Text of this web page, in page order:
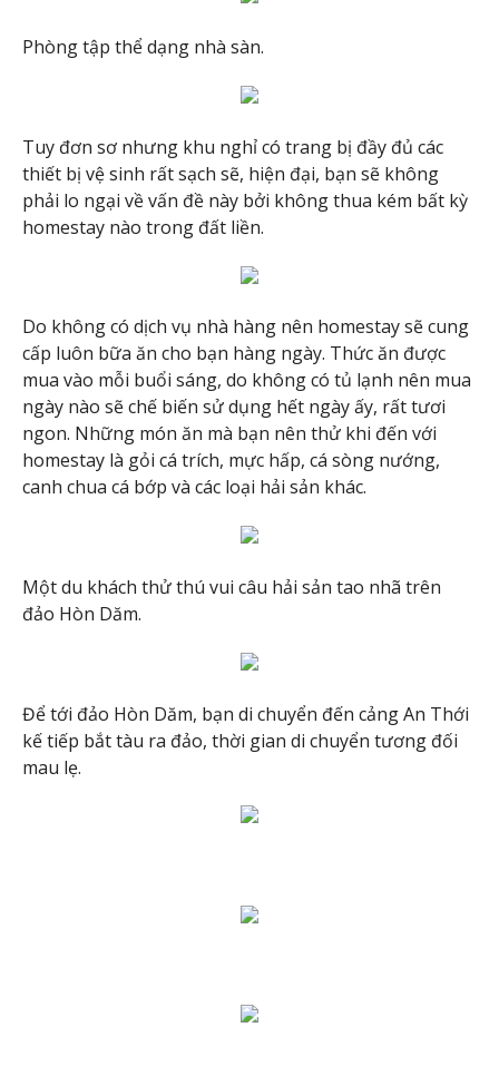
Phòng tập thể dạng nhà sàn.
Tuy đơn sơ nhưng khu nghỉ có trang bị đầy đủ các
thiết bị vệ sinh rất sạch sẽ, hiện đại, bạn sẽ không
phải lo ngại về vấn đề này bởi không thua kém bất kỳ
homestay nào trong đất liền.
Do không có dịch vụ nhà hàng nên homestay sẽ cung
cấp luôn bữa ăn cho bạn hàng ngày. Thức ăn được
mua vào mỗi buổi sáng, do không có tủ lạnh nên mua
ngày nào sẽ chế biến sử dụng hết ngày ấy, rất tươi
ngon. Những món ăn mà bạn nên thử khi đến với
homestay là gỏi cá trích, mực hấp, cá sòng nướng,
canh chua cá bớp và các loại hải sản khác.
Một du khách thử thú vui câu hải sản tao nhã trên
đảo Hòn Dăm.
Để tới đảo Hòn Dăm, bạn di chuyển đến cảng An Thới
kế tiếp bắt tàu ra đảo, thời gian di chuyển tương đối
mau lẹ.